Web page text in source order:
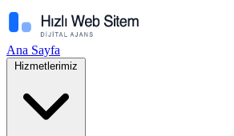
Ana Sayfa
Hizmetlerimiz